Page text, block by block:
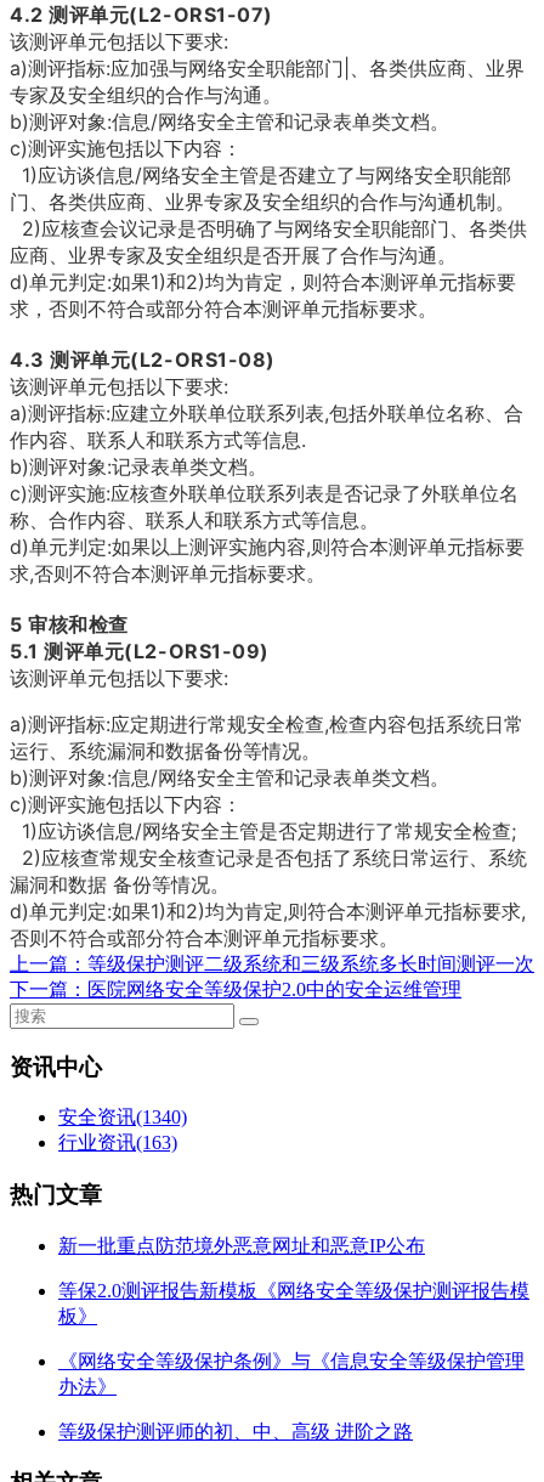
4.2测评单元(L2-ORS1-07)
该测评单元包括以下要求:
a)测评指标:应加强与网络安全职能部门|、各类供应商、业界
专家及安全组织的合作与沟通。
b)测评对象:信息/网络安全主管和记录表单类文档。
c)测评实施包括以下内容：
1)应访谈信息/网络安全主管是否建立了与网络安全职能部
门、各类供应商、业界专家及安全组织的合作与沟通机制。
2)应核查会议记录是否明确了与网络安全职能部门、各类供
应商、业界专家及安全组织是否开展了合作与沟通。
d)单元判定:如果1)和2)均为肯定，则符合本测评单元指标要
求，否则不符合或部分符合本测评单元指标要求。
4.3测评单元(L2-ORS1-08)
该测评单元包括以下要求:
a)测评指标:应建立外联单位联系列表,包括外联单位名称、合
作内容、联系人和联系方式等信息.
b)测评对象:记录表单类文档。
c)测评实施:应核查外联单位联系列表是否记录了外联单位名
称、合作内容、联系人和联系方式等信息。
d)单元判定:如果以上测评实施内容,则符合本测评单元指标要
求,否则不符合本测评单元指标要求。
5 审核和检查
5.1测评单元(L2-ORS1-09)
该测评单元包括以下要求:
a)测评指标:应定期进行常规安全检查,检查内容包括系统日常
运行、系统漏洞和数据备份等情况。
b)测评对象:信息/网络安全主管和记录表单类文档。
c)测评实施包括以下内容：
1)应访谈信息/网络安全主管是否定期进行了常规安全检查;
2)应核查常规安全核查记录是否包括了系统日常运行、系统
漏洞和数据 备份等情况。
d)单元判定:如果1)和2)均为肯定,则符合本测评单元指标要求,
否则不符合或部分符合本测评单元指标要求。
上一篇： 等级保护测评二级系统和三级系统多长时间测评一次
下一篇： 医院网络安全等级保护2.0中的安全运维管理
资讯中心
安全资讯(1340)
行业资讯(163)
热门文章
新一批重点防范境外恶意网址和恶意IP公布
等保2.0测评报告新模板《网络安全等级保护测评报告模
板》
《网络安全等级保护条例》与《信息安全等级保护管理
办法》
等级保护测评师的初、中、高级 进阶之路